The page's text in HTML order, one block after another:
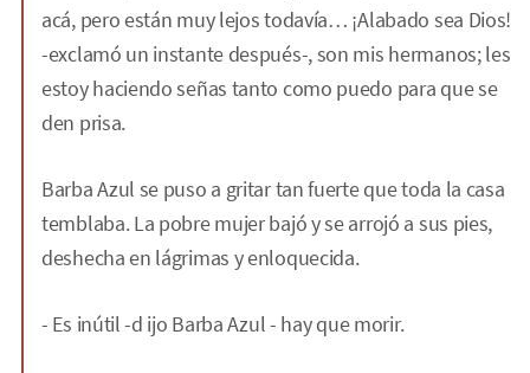
acá, pero están muy lejos todavía… ¡Alabado sea Dios!
-exclamó un instante después-, son mis hermanos; les
estoy haciendo señas tanto como puedo para que se
den prisa.
Barba Azul se puso a gritar tan fuerte que toda la casa
temblaba. La pobre mujer bajó y se arrojó a sus pies,
deshecha en lágrimas y enloquecida.
- Es inútil -d ijo Barba Azul - hay que morir.